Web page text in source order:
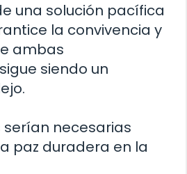
una solución pacífica
la convivencia y
ambas
siendo un
serían necesarias
paz duradera en la